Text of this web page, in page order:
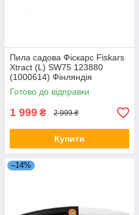
Пила садова Фіскарс Fiskars
Xtract (L) SW75 123880
(1000614) Фінляндія
Готово до відправки
1 999 ₴ 2 999 ₴
Купити
–14%